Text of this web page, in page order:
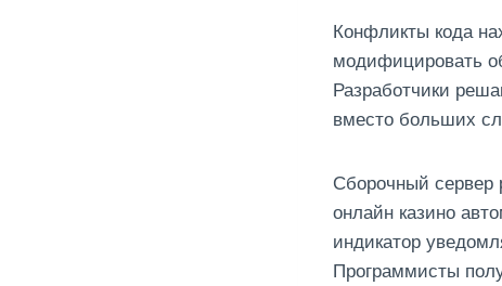
Конфликты кода
модифицировать
Разработчики
вместо больших
Сборочный
онлайн казино
индикатор
Программисты